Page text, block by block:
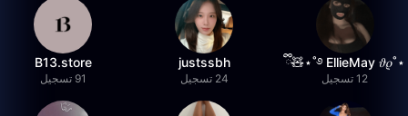
⋆˚࿔ EllieMay 𝜗𝜚˚⋆🧸ྀི
12 تسجيل
justssbh
24 تسجيل
B13.store
91 تسجيل